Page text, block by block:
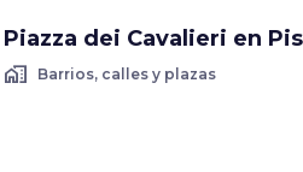
Piazza dei Cavalieri en
home_work Barrios, calles y plazas